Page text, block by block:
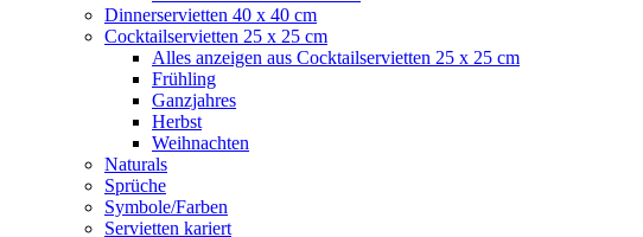
Dinnerservietten 40 x 40 cm
Cocktailservietten 25 x 25 cm
Alles anzeigen aus Cocktailservietten 25 x 25 cm
Frühling
Ganzjahres
Herbst
Weihnachten
Naturals
Sprüche
Symbole/Farben
Servietten kariert